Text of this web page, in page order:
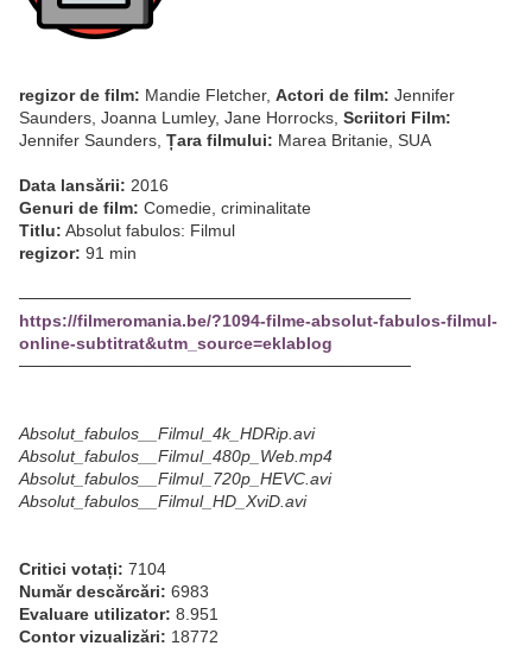
regizor de film: Mandie Fletcher, Actori de film: Jennifer
Saunders, Joanna Lumley, Jane Horrocks, Scriitori Film:
Jennifer Saunders, Țara filmului: Marea Britanie, SUA
Data lansării: 2016
Genuri de film: Comedie, criminalitate
Titlu: Absolut fabulos: Filmul
regizor: 91 min
─────────────────────────────────
https://filmeromania.be/?1094-filme-absolut-fabulos-filmul-
online-subtitrat&utm_source=eklablog
─────────────────────────────────
Absolut_fabulos__Filmul_4k_HDRip.avi
Absolut_fabulos__Filmul_480p_Web.mp4
Absolut_fabulos__Filmul_720p_HEVC.avi
Absolut_fabulos__Filmul_HD_XviD.avi
Critici votați: 7104
Număr descărcări: 6983
Evaluare utilizator: 8.951
Contor vizualizări: 18772